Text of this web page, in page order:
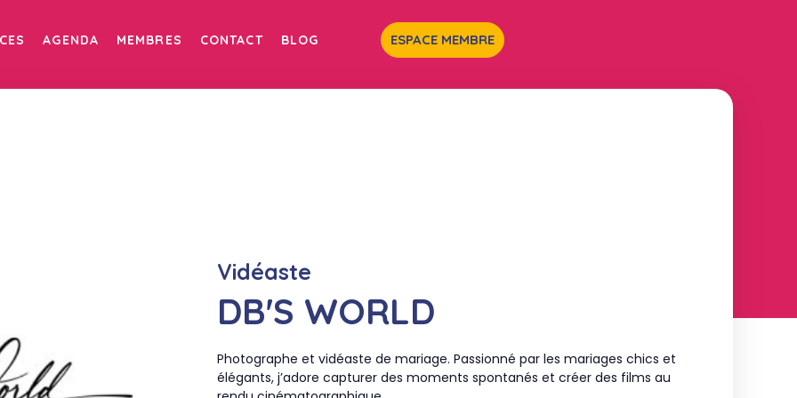
AGENDA MEMBRES CONTACT BLOG ESPACE MEMBRE
Vidéaste
DB'S WORLD
Photographe et vidéaste de mariage. Passionné par les mariages chics et
élégants, j’adore capturer des moments spontanés et créer des films au